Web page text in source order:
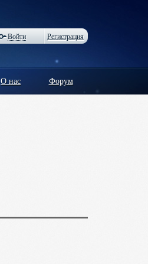
Войти Регистрация
О нас Форум